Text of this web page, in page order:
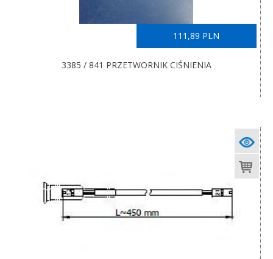
111,89 PLN
3385 / 841 PRZETWORNIK CIŚNIENIA